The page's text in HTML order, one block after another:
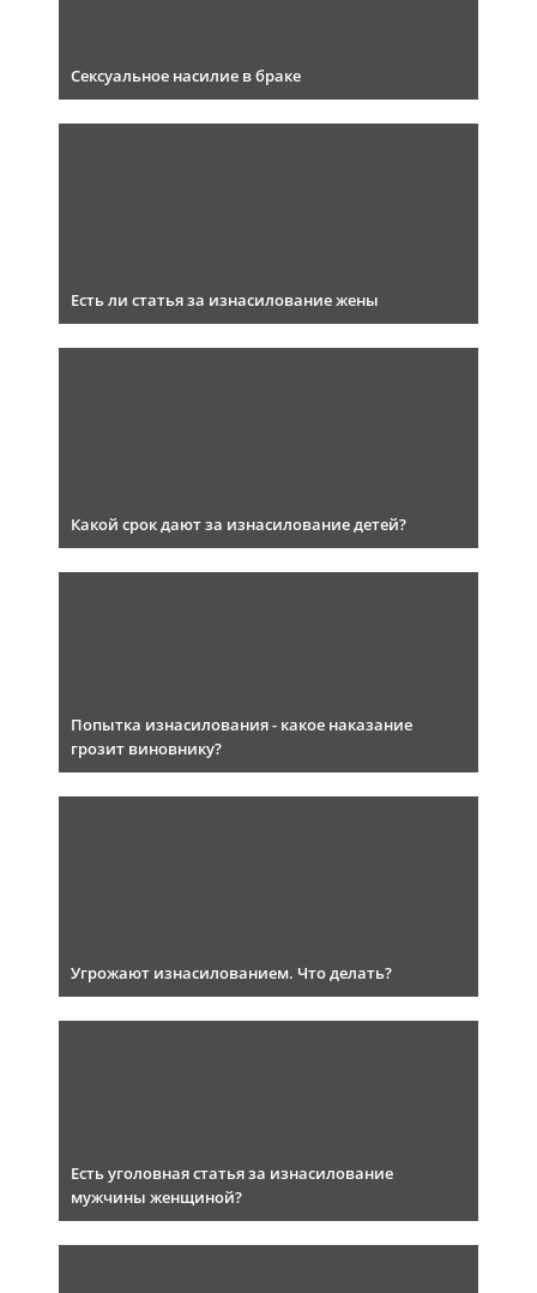
Сексуальное насилие в браке
Есть ли статья за изнасилование жены
Какой срок дают за изнасилование детей?
Попытка изнасилования - какое наказание
грозит виновнику?
Угрожают изнасилованием. Что делать?
Есть уголовная статья за изнасилование
мужчины женщиной?